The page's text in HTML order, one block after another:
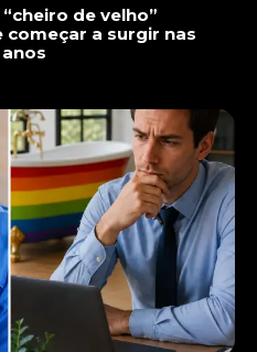
de velho”
a surgir nas